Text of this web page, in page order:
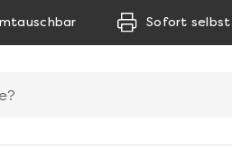
Sofort selbst